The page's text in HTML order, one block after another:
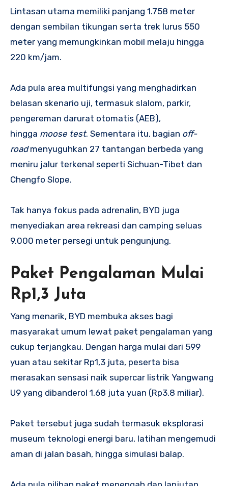
Lintasan utama memiliki panjang 1.758 meter
dengan sembilan tikungan serta trek lurus 550
meter yang memungkinkan mobil melaju hingga
220 km/jam.
Ada pula area multifungsi yang menghadirkan
belasan skenario uji, termasuk slalom, parkir,
pengereman darurat otomatis (AEB),
hingga moose test. Sementara itu, bagian off-
roadmenyuguhkan 27 tantangan berbeda yang
meniru jalur terkenal seperti Sichuan-Tibet dan
Chengfo Slope.
Tak hanya fokus pada adrenalin, BYD juga
menyediakan area rekreasi dan camping seluas
9.000 meter persegi untuk pengunjung.
Paket Pengalaman Mulai
Rp1,3 Juta
Yang menarik, BYD membuka akses bagi
masyarakat umum lewat paket pengalaman yang
cukup terjangkau. Dengan harga mulai dari 599
yuan atau sekitar Rp1,3 juta, peserta bisa
merasakan sensasi naik supercar listrik Yangwang
U9 yang dibanderol 1,68 juta yuan (Rp3,8 miliar).
Paket tersebut juga sudah termasuk eksplorasi
museum teknologi energi baru, latihan mengemudi
aman di jalan basah, hingga simulasi balap.